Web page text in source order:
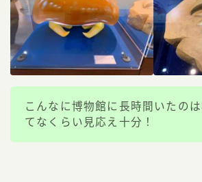
こんなに博物館に長時間いたのは
てなくらい見応え十分！